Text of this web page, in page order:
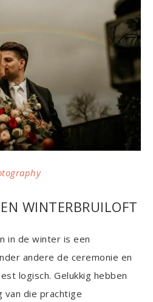
WINTERBRUILOFT
in de winter is een
andere de ceremonie en
logisch. Gelukkig hebben
van die prachtige